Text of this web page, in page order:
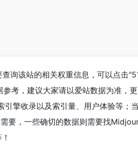
询该站的相关权重信息，可以点击"
考，建议大家请以爱站数据为准，
擎收录以及索引量、用户体验等；
要，一些确切的数据则需要找